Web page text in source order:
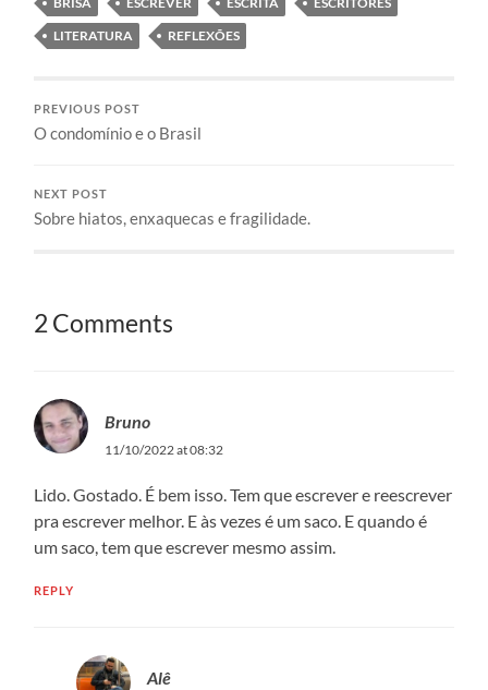
LITERATURA
REFLEXÕES
PREVIOUS POST
O condomínio e o Brasil
NEXT POST
Sobre hiatos, enxaquecas e fragilidade.
2 Comments
Bruno
11/10/2022 at 08:32
Lido. Gostado. É bem isso. Tem que escrever e reescrever
pra escrever melhor. E às vezes é um saco. E quando é
um saco, tem que escrever mesmo assim.
REPLY
Alê